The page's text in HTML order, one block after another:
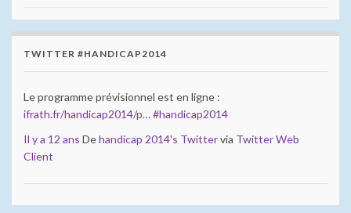
TWITTER #HANDICAP2014
Le programme prévisionnel est en ligne :
ifrath.fr/handicap2014/p…#handicap2014
Il y a 12 ans Dehandicap 2014's Twittervia Twitter Web
Client